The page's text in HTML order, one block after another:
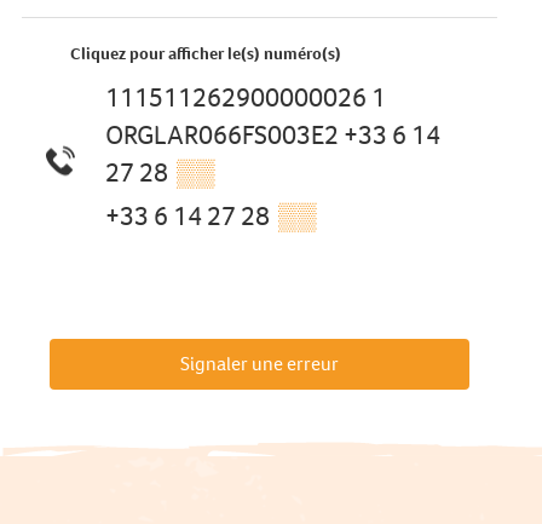
Cliquez pour afficher le(s) numéro(s)
111511262900000026 1
ORGLAR066FS003E2 +33 6 14
27 28 ▒▒
+33 6 14 27 28 ▒▒
Signaler une erreur